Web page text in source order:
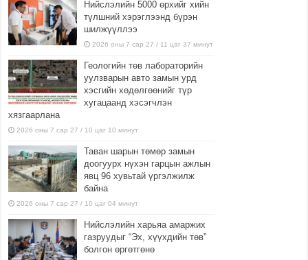
Нийслэлийн 5000 өрхийг хийн
түлшний хэрэглээнд бүрэн
шилжүүллээ
2026 оны 7 сар 27 / 11 цаг 37 минут
Геологийн төв лабораторийн
уулзварын авто замын урд
хэсгийн хөдөлгөөнийг түр
хугацаанд хэсэгчлэн
хязгаарлана
2026 оны 7 сар 27 / 10 цаг 10 минут
Таван шарын төмөр замын
доогуурх нүхэн гарцын ажлын
явц 96 хувьтай үргэлжилж
байна
2026 оны 7 сар 27 / 10 цаг 04 минут
Нийслэлийн харьяа амаржих
газруудыг “Эх, хүүхдийн төв”
болгон өргөтгөнө